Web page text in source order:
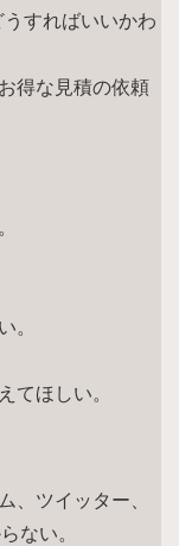
すればいいかわ
得な見積の依頼
。
てほしい。
、ツイッター、
ない。